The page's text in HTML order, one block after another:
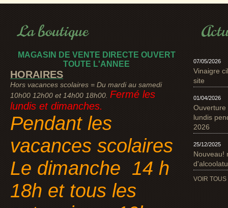
La boutique
MAGASIN DE VENTE DIRECTE OUVERT
TOUTE L'ANNEE
HORAIRES
Hors vacances scolaires = Du mardi au samedi
10h00 12h00 et 14h00 18h00. Fermé les
lundis et dimanches.
Pendant les
vacances scolaires
Le dimanche 14 h
18h et tous les
07/05/2026
Vinaigre
site
01/04/2026
Ouverture
lundis
2026
25/12/2025
Nouveau!
VOIR TOUS